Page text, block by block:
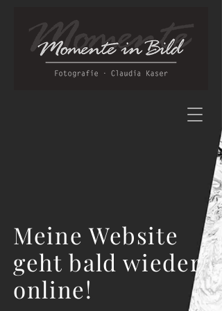
Meine Website
geht bald wieder
online!